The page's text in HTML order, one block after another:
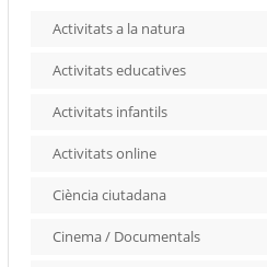
Activitats a la natura
Activitats educatives
Activitats infantils
Activitats online
Ciència ciutadana
Cinema / Documentals